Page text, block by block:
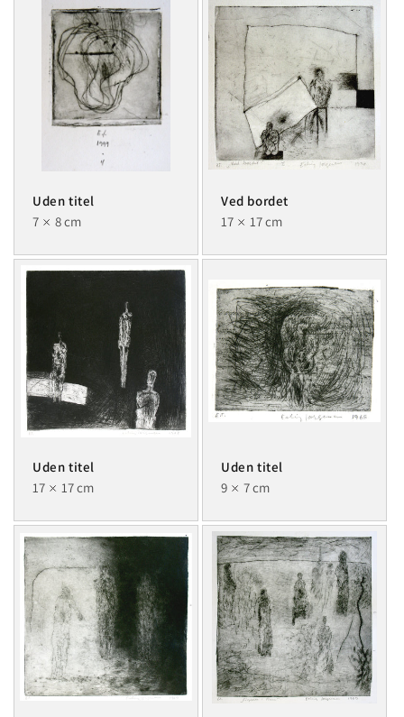
Uden titel
7
8 cm
Ved bordet
17
17 cm
Uden titel
17
17 cm
Uden titel
9
7 cm